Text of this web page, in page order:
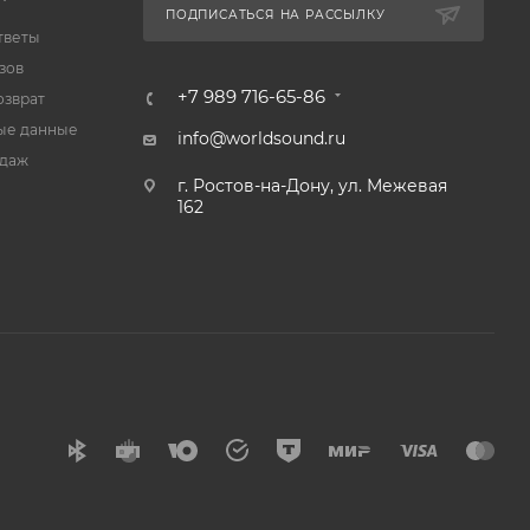
данные
ПОДПИСАТЬСЯ НА РАССЫЛКУ
+7 989 716-65-86
info@worldsound.ru
г. Ростов-на-Дону, ул. Межевая
162